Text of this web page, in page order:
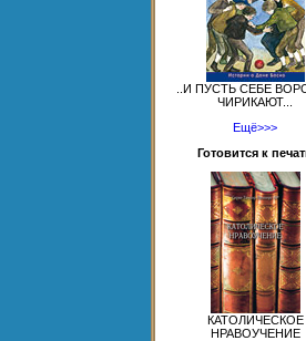
..И ПУСТЬ СЕБЕ
ЧИРИКАЮТ...
Ещё>>>
Готовится к
КАТОЛИЧЕСКОЕ
НРАВОУЧЕНИЕ